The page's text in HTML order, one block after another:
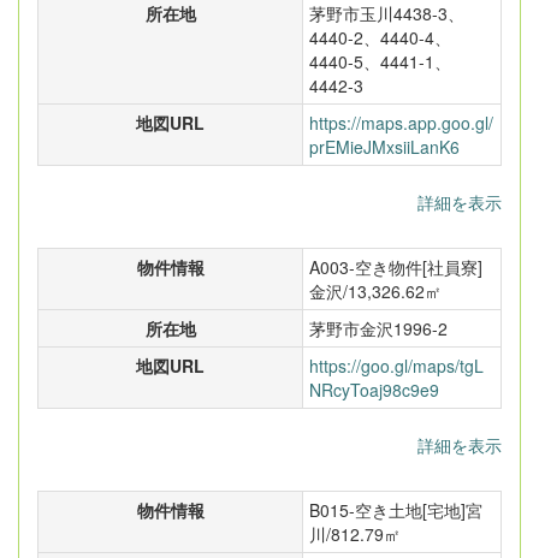
所在地
茅野市玉川4438-3、
4440-2、4440-4、
4440-5、4441-1、
4442-3
地図URL
https://maps.app.goo.gl/
prEMieJMxsiiLanK6
詳細を表示
物件情報
A003-空き物件[社員寮]
金沢/13,326.62㎡
所在地
茅野市金沢1996-2
地図URL
https://goo.gl/maps/tgL
NRcyToaj98c9e9
詳細を表示
物件情報
B015-空き土地[宅地]宮
川/812.79㎡